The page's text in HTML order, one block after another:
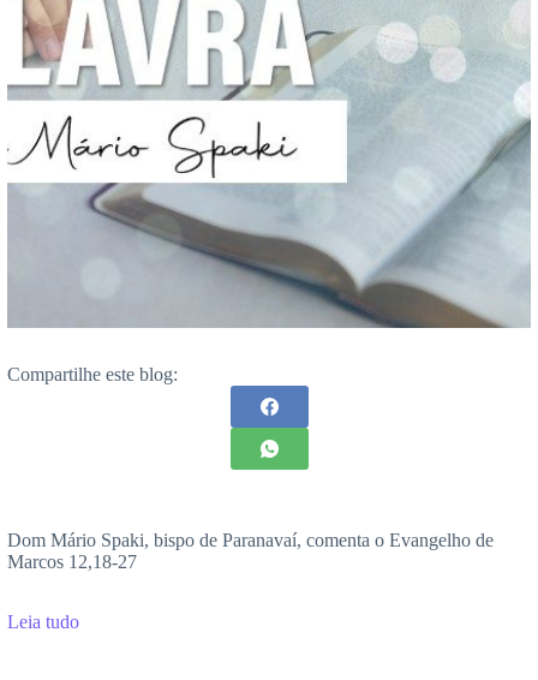
Compartilhe este blog:
Dom Mário Spaki, bispo de Paranavaí, comenta o Evangelho de
Marcos 12,18-27
Leia tudo